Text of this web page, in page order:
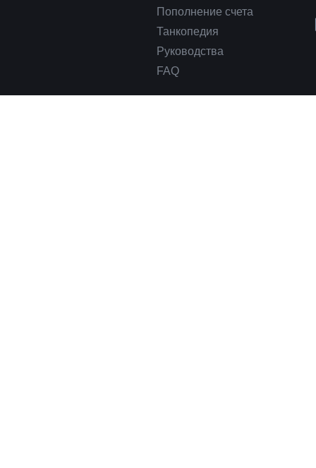
Пополнение счета
Танкопедия
Руководства
FAQ